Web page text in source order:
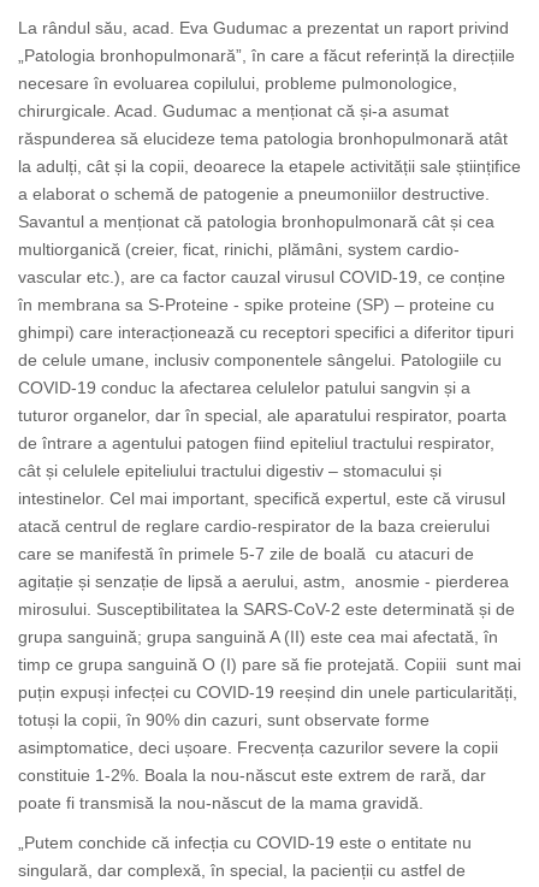
La rândul său, acad. Eva Gudumac a prezentat un raport privind
„Patologia bronhopulmonară”, în care a făcut referință la direcțiile
necesare în evoluarea copilului, probleme pulmonologice,
chirurgicale. Acad. Gudumac a menționat că și-a asumat
răspunderea să elucideze tema patologia bronhopulmonară atât
la adulți, cât și la copii, deoarece la etapele activității sale științifice
a elaborat o schemă de patogenie a pneumoniilor destructive.
Savantul a menționat că patologia bronhopulmonară cât și cea
multiorganică (creier, ficat, rinichi, plămâni, system cardio-
vascular etc.), are ca factor cauzal virusul COVID-19, ce conține
în membrana sa S-Proteine - spike proteine (SP) – proteine cu
ghimpi) care interacționează cu receptori specifici a diferitor tipuri
de celule umane, inclusiv componentele sângelui. Patologiile cu
COVID-19 conduc la afectarea celulelor patului sangvin și a
tuturor organelor, dar în special, ale aparatului respirator, poarta
de întrare a agentului patogen fiind epiteliul tractului respirator,
cât și celulele epiteliului tractului digestiv – stomacului și
intestinelor. Cel mai important, specifică expertul, este că virusul
atacă centrul de reglare cardio-respirator de la baza creierului
care se manifestă în primele 5-7 zile de boală cu atacuri de
agitație și senzație de lipsă a aerului, astm, anosmie - pierderea
mirosului. Susceptibilitatea la SARS-CoV-2 este determinată și de
grupa sanguină; grupa sanguină A (II) este cea mai afectată, în
timp ce grupa sanguină O (I) pare să fie protejată. Copiii sunt mai
puțin expuși infecței cu COVID-19 reeșind din unele particularități,
totuși la copii, în 90% din cazuri, sunt observate forme
asimptomatice, deci ușoare. Frecvența cazurilor severe la copii
constituie 1-2%. Boala la nou-născut este extrem de rară, dar
poate fi transmisă la nou-născut de la mama gravidă.
„Putem conchide că infecția cu COVID-19 este o entitate nu
singulară, dar complexă, în special, la pacienții cu astfel de